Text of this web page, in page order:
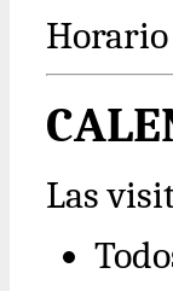
Las